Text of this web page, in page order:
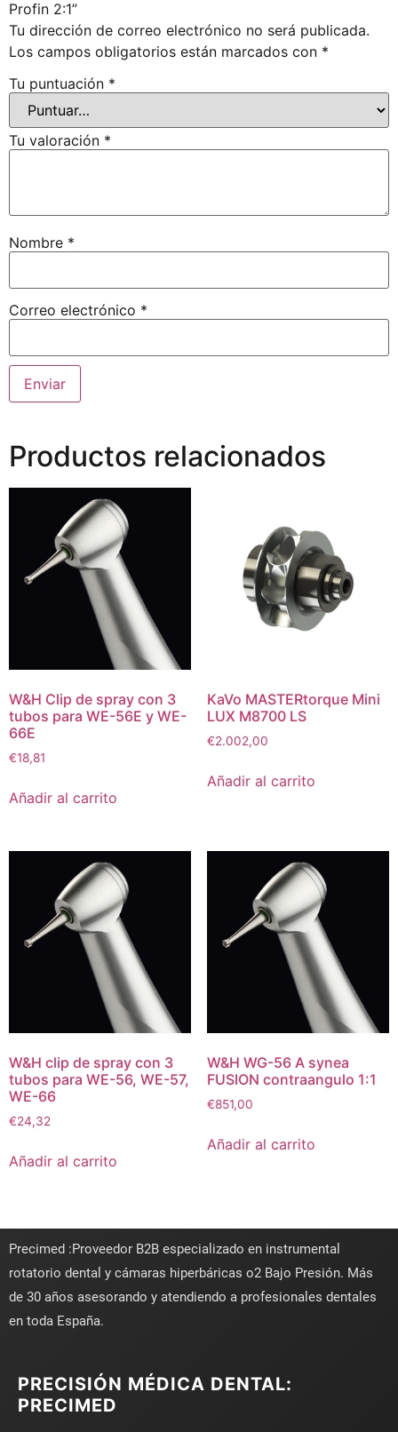
Profin 2:1”
Tu dirección de correo electrónico no será publicada.
Los campos obligatorios están marcados con *
Tu puntuación *
Tu valoración *
Nombre *
Correo electrónico *
Productos relacionados
W&H Clip de spray con 3
tubos para WE-56E y WE-
66E
€18,81
Añadir al carrito
KaVo MASTERtorque Mini
LUX M8700 LS
€2.002,00
Añadir al carrito
W&H clip de spray con 3
tubos para WE-56, WE-57,
WE-66
€24,32
Añadir al carrito
W&H WG-56 A synea
FUSION contraangulo 1:1
€851,00
Añadir al carrito
Precimed :Proveedor B2B especializado en instrumental
rotatorio dental y cámaras hiperbáricas o2 Bajo Presión. Más
de 30 años asesorando y atendiendo a profesionales dentales
en toda España.
PRECISIÓN MÉDICA DENTAL:
PRECIMED